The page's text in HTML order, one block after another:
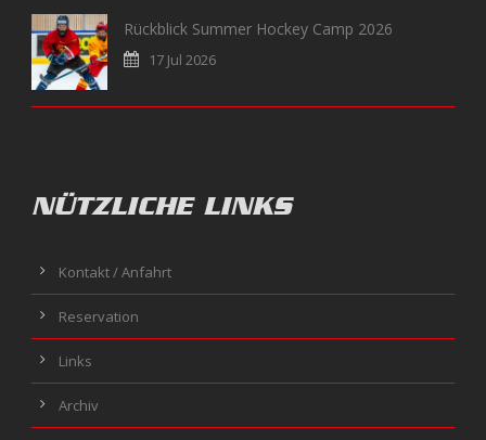
Rückblick Summer Hockey Camp 2026
17 Jul 2026
NÜTZLICHE LINKS
Kontakt / Anfahrt
Reservation
Links
Archiv